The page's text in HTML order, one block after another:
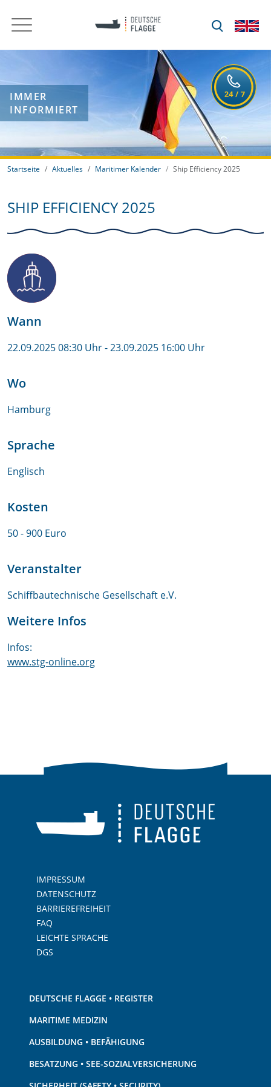
IMMER
INFORMIERT
Startseite Aktuelles Maritimer Kalender Ship Efficiency 2025
SHIP EFFICIENCY 2025
Wann
22.09.2025 08:30 Uhr- 23.09.2025 16:00 Uhr
Wo
Hamburg
Sprache
Englisch
Kosten
50 - 900 Euro
Veranstalter
Schiffbautechnische Gesellschaft e.V.
Weitere Infos
Infos:
www.stg-online.org
IMPRESSUM
DATENSCHUTZ
BARRIEREFREIHEIT
FAQ
LEICHTE SPRACHE
DGS
DEUTSCHE FLAGGE • REGISTER
MARITIME MEDIZIN
AUSBILDUNG • BEFÄHIGUNG
BESATZUNG • SEE-SOZIALVERSICHERUNG